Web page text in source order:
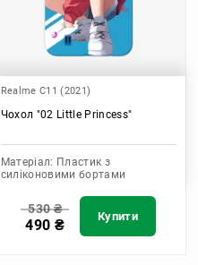
Realme C11 (2021)
Чохол "02 Little Princess"
Матеріал: Пластик з
силіконовими бортами
530₴
490 ₴ Купити